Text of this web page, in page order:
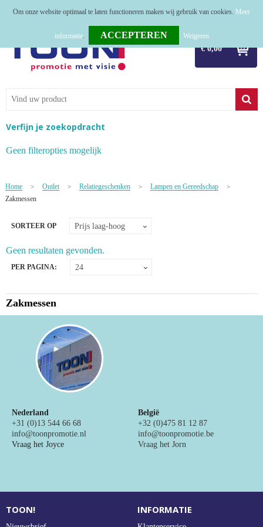
€ 0,00
Relatiegeschenken
Kerstpakketten
TOP 50
NIEUW
Alle categorieën
Verfijn je zoekopdracht
Geen filteropties mogelijk
Home > Outlet > Relatiegeschenken > Lampen en Gereedschap >
Zakmessen
SORTEER OP
Geen resultaten gevonden.
PER PAGINA:
Zakmessen
Nederland
+31 (0)13 544 66 68
info@toonpromotie.nl
Vraag het Joyce
België
+32 (0)475 81 12 87
info@toonpromotie.be
Vraag het Jorn
TOON! INFORMATIE
Om onze website optimaal te laten functioneren maken wij gebruik van cookies. Meer
informatie. Weigeren